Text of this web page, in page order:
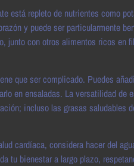
está repleto de nutrientes como
y puede ser particularmente
junto con otros alimentos ricos en
que ser complicado. Puedes
en ensaladas. La versatilidad de
incluso las grasas saludables
cardíaca, considera hacer del
tu bienestar a largo plazo,